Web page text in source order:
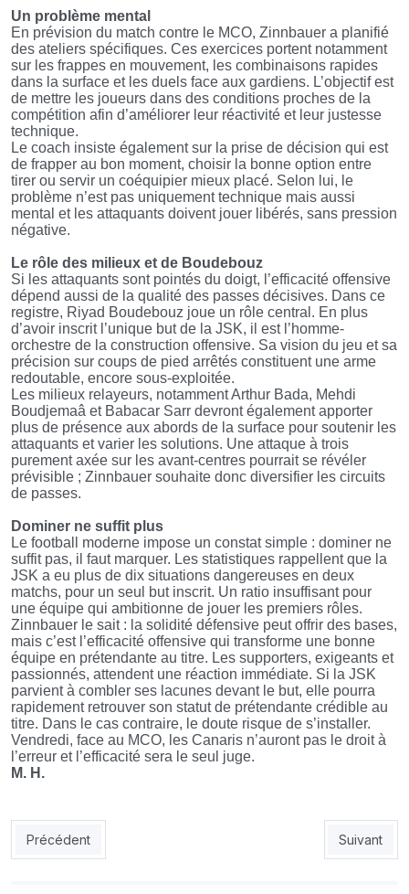
Un problème mental
En prévision du match contre le MCO, Zinnbauer a planifié
des ateliers spécifiques. Ces exercices portent notamment
sur les frappes en mouvement, les combinaisons rapides
dans la surface et les duels face aux gardiens. L’objectif est
de mettre les joueurs dans des conditions proches de la
compétition afin d’améliorer leur réactivité et leur justesse
technique.
Le coach insiste également sur la prise de décision qui est
de frapper au bon moment, choisir la bonne option entre
tirer ou servir un coéquipier mieux placé. Selon lui, le
problème n’est pas uniquement technique mais aussi
mental et les attaquants doivent jouer libérés, sans pression
négative.
Le rôle des milieux et de Boudebouz
Si les attaquants sont pointés du doigt, l’efficacité offensive
dépend aussi de la qualité des passes décisives. Dans ce
registre, Riyad Boudebouz joue un rôle central. En plus
d’avoir inscrit l’unique but de la JSK, il est l’homme-
orchestre de la construction offensive. Sa vision du jeu et sa
précision sur coups de pied arrêtés constituent une arme
redoutable, encore sous-exploitée.
Les milieux relayeurs, notamment Arthur Bada, Mehdi
Boudjemaâ et Babacar Sarr devront également apporter
plus de présence aux abords de la surface pour soutenir les
attaquants et varier les solutions. Une attaque à trois
purement axée sur les avant-centres pourrait se révéler
prévisible ; Zinnbauer souhaite donc diversifier les circuits
de passes.
Dominer ne suffit plus
Le football moderne impose un constat simple : dominer ne
suffit pas, il faut marquer. Les statistiques rappellent que la
JSK a eu plus de dix situations dangereuses en deux
matchs, pour un seul but inscrit. Un ratio insuffisant pour
une équipe qui ambitionne de jouer les premiers rôles.
Zinnbauer le sait : la solidité défensive peut offrir des bases,
mais c’est l’efficacité offensive qui transforme une bonne
équipe en prétendante au titre. Les supporters, exigeants et
passionnés, attendent une réaction immédiate. Si la JSK
parvient à combler ses lacunes devant le but, elle pourra
rapidement retrouver son statut de prétendante crédible au
titre. Dans le cas contraire, le doute risque de s’installer.
Vendredi, face au MCO, les Canaris n’auront pas le droit à
l’erreur et l’efficacité sera le seul juge.
M. H.
Article précédent : MCO-JSK : Match du déclic pour le MCO
Précédent Article
Suivant